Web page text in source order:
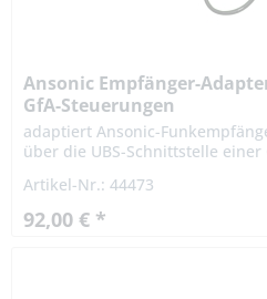
Ansonic Empfänger-
GfA-Steuerungen
adaptiert Ansonic-
über die UBS-Schnittstelle einer
Artikel-Nr.: 44473
92,00 € *